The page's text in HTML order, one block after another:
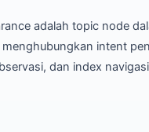
adalah topic node
menghubungkan intent
dan index